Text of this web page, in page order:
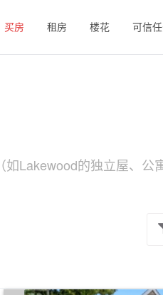
买房 租房 楼花 可信
Lakewood的独立屋、公